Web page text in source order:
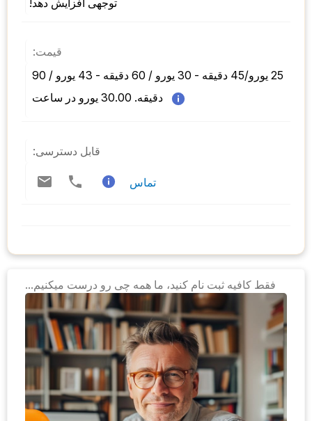
توجهی افزایش دهد!
قیمت:
دقیقه. 30.00 یورو در ساعت
قابل دسترسی:
تماس
فقط کافیه ثبت نام کنید، ما همه چی رو درست میکنیم...